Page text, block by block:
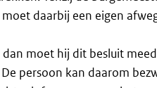
daarbij een eigen
moet hij dit besluit
persoon kan daarom